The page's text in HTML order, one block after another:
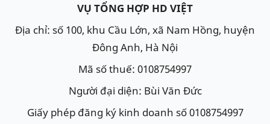
VỤ TỔNG HỢP HD VIỆT
Địa chỉ: số 100, khu Cầu Lớn, xã Nam Hồng, huyện
Đông Anh, Hà Nội
Mã số thuế: 0108754997
Người đại diện: Bùi Văn Đức
Giấy phép đăng ký kinh doanh số 0108754997